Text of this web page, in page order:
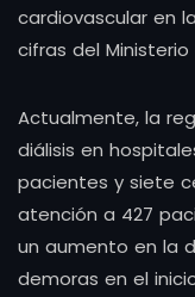
cardiovascular en
cifras del
Actualmente, la
diálisis en
pacientes y siete
atención a 427
un aumento en la
demoras en el